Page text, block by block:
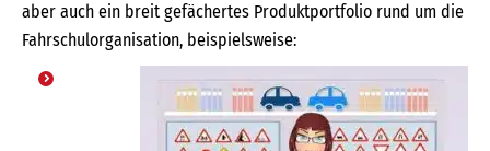
aber auch ein breit gefächertes Produktportfolio rund um die
Fahrschulorganisation, beispielsweise: